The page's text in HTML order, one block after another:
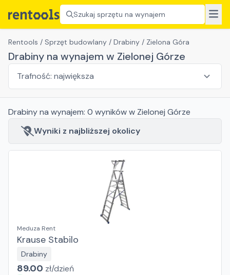
Szukaj sprzętu na wynajem
Rentools / Sprzęt budowlany / Drabiny / Zielona Góra
Drabiny na wynajem w Zielonej Górze
Drabinyna wynajem: 0 wynikóww Zielonej Górze
Wyniki z najbliższej okolicy
Meduza Rent
Krause Stabilo
Drabiny
89.00 zł/dzień